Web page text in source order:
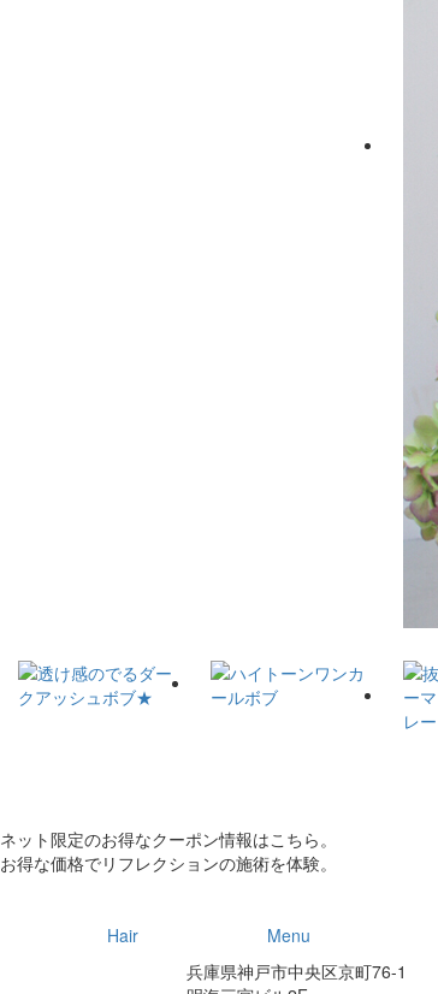
ネット限定のお得なクーポン情報はこちら。
お得な価格でリフレクションの施術を体験。
Hair
Menu
兵庫県神戸市中央区京町76-1